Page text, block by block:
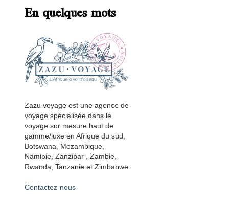
En quelques mots
Zazu voyage est une agence de
voyage spécialisée dans le
voyage sur mesure haut de
gamme/luxe en Afrique du sud,
Botswana, Mozambique,
Namibie, Zanzibar , Zambie,
Rwanda, Tanzanie et Zimbabwe.
Contactez-nous